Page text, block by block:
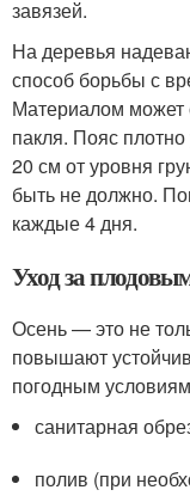
завязей.
На деревья
способ борьбы с
Материалом может
пакля. Пояс
20 см от уровня
быть не должно.
каждые 4 дня.
Уход за
Осень — это не
повышают
погодным
санитарная
полив (при